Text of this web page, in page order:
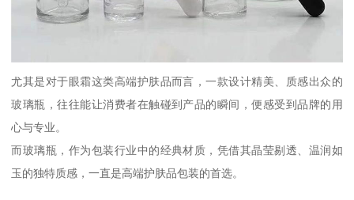
尤其是对于眼霜这类高端护肤品而言，一款设计精美、质感出众的
玻璃瓶，往往能让消费者在触碰到产品的瞬间，便感受到品牌的用
心与专业。
而玻璃瓶，作为包装行业中的经典材质，凭借其晶莹剔透、温润如
玉的独特质感，一直是高端护肤品包装的首选。